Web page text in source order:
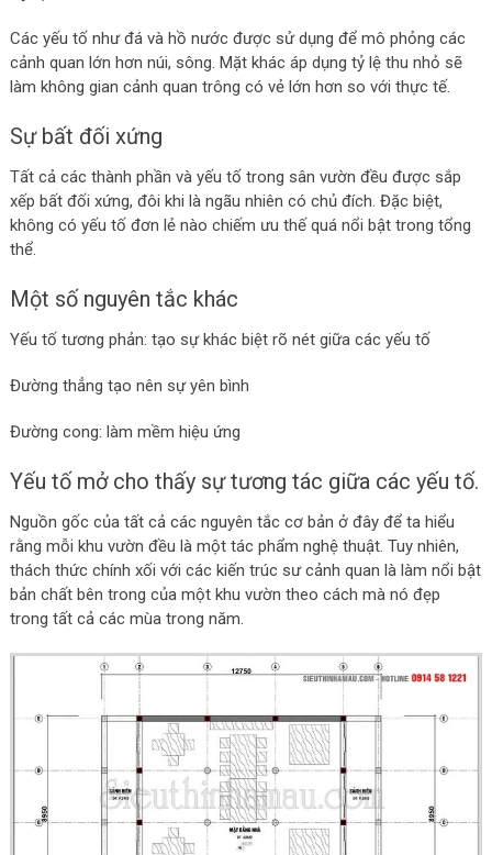
Các yếu tố như đá và hồ nước được sử dụng để mô phỏng các
cảnh quan lớn hơn núi, sông. Mặt khác áp dụng tỷ lệ thu nhỏ sẽ
làm không gian cảnh quan trông có vẻ lớn hơn so với thực tế.
Sự bất đối xứng
Tất cả các thành phần và yếu tố trong sân vườn đều được sắp
xếp bất đối xứng, đôi khi là ngãu nhiên có chủ đích. Đặc biệt,
không có yếu tố đơn lẻ nào chiếm ưu thế quá nổi bật trong tổng
thể.
Một số nguyên tắc khác
Yếu tố tương phản: tạo sự khác biệt rõ nét giữa các yếu tố
Đường thẳng tạo nên sự yên bình
Đường cong: làm mềm hiệu ứng
Yếu tố mở cho thấy sự tương tác giữa các yếu tố.
Nguồn gốc của tất cả các nguyên tắc cơ bản ở đây để ta hiểu
rằng mỗi khu vườn đều là một tác phẩm nghệ thuật. Tuy nhiên,
thách thức chính xối với các kiến trúc sư cảnh quan là làm nổi bật
bản chất bên trong của một khu vườn theo cách mà nó đẹp
trong tất cả các mùa trong năm.